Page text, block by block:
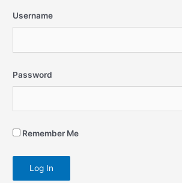
Username
Password
Remember Me